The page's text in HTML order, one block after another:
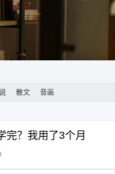
散文 音画
完？我用了3个月